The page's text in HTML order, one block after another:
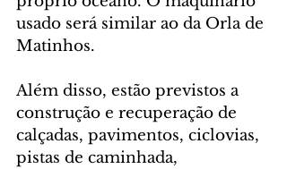
usado será similar ao da Orla de
Matinhos.
Além disso, estão previstos a
construção e recuperação de
calçadas, pavimentos, ciclovias,
pistas de caminhada,